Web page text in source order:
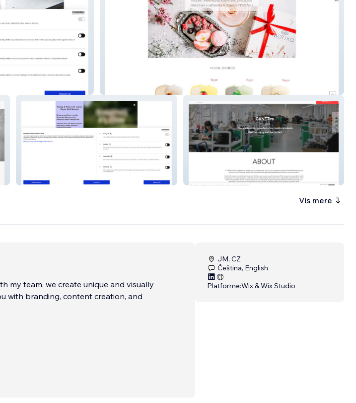
Mochi by Motiko
Metime studio
Vis mere
my team, we create unique and visually
with branding, content creation, and
JM, CZ
Čeština, English
Platforme:Wix & Wix Studio